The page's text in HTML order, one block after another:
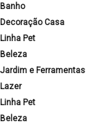
Banho
Decoração Casa
Linha Pet
Beleza
Jardim e Ferramentas
Lazer
Linha Pet
Beleza